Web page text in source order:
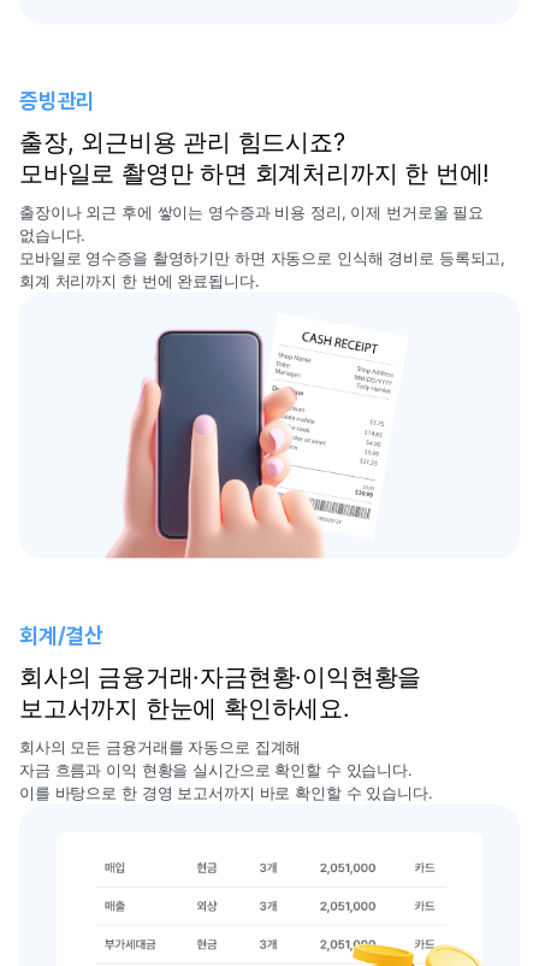
증빙관리
출장, 외근비용 관리 힘드시죠?
모바일로 촬영만 하면 회계처리까지 한 번에!
출장이나 외근 후에 쌓이는 영수증과 비용 정리, 이제 번거로울 필요
없습니다.
모바일로 영수증을 촬영하기만 하면 자동으로 인식해 경비로 등록되고,
회계 처리까지 한 번에 완료됩니다.
회계/결산
회사의 금융거래·자금현황·이익현황을
보고서까지 한눈에 확인하세요.
회사의 모든 금융거래를 자동으로 집계해
자금 흐름과 이익 현황을 실시간으로 확인할 수 있습니다.
이를 바탕으로 한 경영 보고서까지 바로 확인할 수 있습니다.